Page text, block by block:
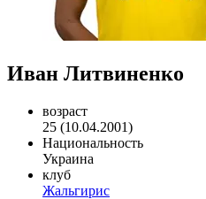
Иван Литвиненко
возраст
25 (10.04.2001)
Национальность
Украина
клуб
Жальгирис